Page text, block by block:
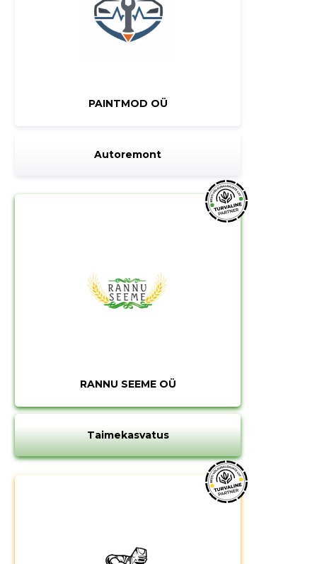
PAINTMOD OÜ
Autoremont
RANNU SEEME OÜ
Taimekasvatus